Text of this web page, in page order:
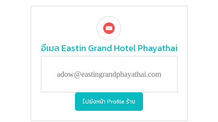
อีเมล Eastin Grand Hotel Phayathai
adow@eastingrandphayathai.com
ไปยังหน้า Profile ร้าน